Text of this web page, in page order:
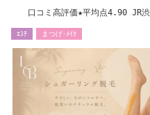
口コミ高評価★平均点4.90
ｴｽﾃ まつげ･ﾒｲｸ